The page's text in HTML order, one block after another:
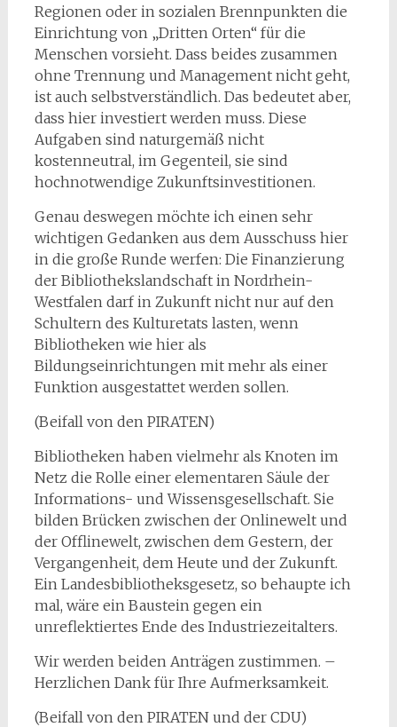
Regionen oder in sozialen Brennpunkten die
Einrichtung von „Dritten Orten“ für die
Menschen vorsieht. Dass beides zusammen
ohne Trennung und Management nicht geht,
ist auch selbstverständlich. Das bedeutet aber,
dass hier investiert werden muss. Diese
Aufgaben sind naturgemäß nicht
kostenneutral, im Gegenteil, sie sind
hochnotwendige Zukunftsinvestitionen.
Genau deswegen möchte ich einen sehr
wichtigen Gedanken aus dem Ausschuss hier
in die große Runde werfen: Die Finanzierung
der Bibliothekslandschaft in Nordrhein-
Westfalen darf in Zukunft nicht nur auf den
Schultern des Kulturetats lasten, wenn
Bibliotheken wie hier als
Bildungseinrichtungen mit mehr als einer
Funktion ausgestattet werden sollen.
(Beifall von den PIRATEN)
Bibliotheken haben vielmehr als Knoten im
Netz die Rolle einer elementaren Säule der
Informations- und Wissensgesellschaft. Sie
bilden Brücken zwischen der Onlinewelt und
der Offlinewelt, zwischen dem Gestern, der
Vergangenheit, dem Heute und der Zukunft.
Ein Landesbibliotheksgesetz, so behaupte ich
mal, wäre ein Baustein gegen ein
unreflektiertes Ende des Industriezeitalters.
Wir werden beiden Anträgen zustimmen. –
Herzlichen Dank für Ihre Aufmerksamkeit.
(Beifall von den PIRATEN und der CDU)